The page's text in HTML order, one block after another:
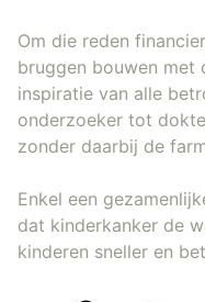
Om die reden
bruggen bouwen met
inspiratie van alle
onderzoeker tot
zonder daarbij de
Enkel een
dat kinderkanker de
kinderen sneller en